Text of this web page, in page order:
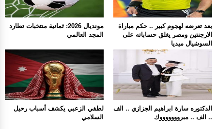
مونديال 2026: ثمانية منتخبات تطارد
المجد العالمي
بعد تعرضه لهجوم كبير .. حكم مباراة
الارجنتين ومصر يغلق حساباته على
السوشيال ميديا
لطفي الزعبي يكشف أسباب رحيل
السلامي
الدكتوره سارة ابراهيم الجزازي .. الف
.. الف .. مبروووووووك